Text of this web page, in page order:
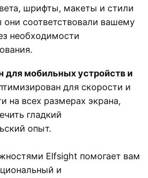
шрифты, макеты и стили
они соответствовали вашему
необходимости
для мобильных устройств и
для скорости и
на всех размерах экрана,
гладкий
опыт.
Elfsight помогает вам
и